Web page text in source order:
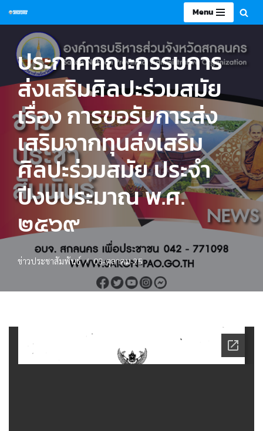
to
content
Menu
ประกาศคณะกรรมการ
ส่งเสริมศิลปะร่วมสมัย
เรื่อง การขอรับการส่ง
เสริมจากทุนส่งเสริม
ศิลปะร่วมสมัย ประจำ
ปีงบประมาณ พ.ศ.
๒๕๖๙
ข่าวประชาสัมพันธ์ 03-ตุลาคม-25